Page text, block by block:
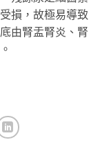
損，故極易導致
由腎盂腎炎、腎